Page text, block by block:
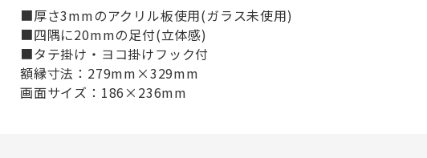
■厚さ3mmのアクリル板使用(ガラス未使用)
■四隅に20mmの足付(立体感)
■タテ掛け・ヨコ掛けフック付
額縁寸法：279mm×329mm
画面サイズ：186×236mm